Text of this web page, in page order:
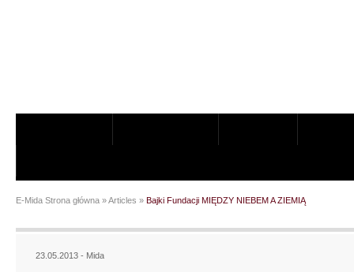
E-Mida Strona główna »Articles » Bajki Fundacji MIĘDZY NIEBEM A ZIEMIĄ
23.05.2013 - Mida